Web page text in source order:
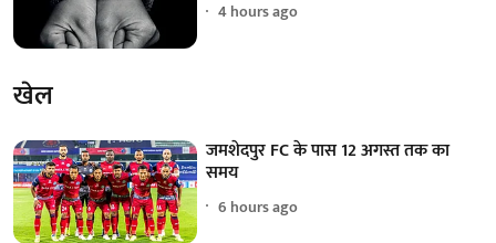
4 hours ago
खेल
जमशेदपुर FC के पास 12 अगस्त तक का
समय
6 hours ago